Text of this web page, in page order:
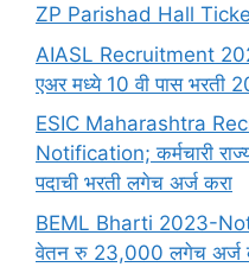
ZP Parishad Hall
AIASL Recruitment
एअर मध्ये 10 वी पास भरती
ESIC Maharashtra
Notification; कर्मचारी
पदाची भरती लगेच अर्ज करा
BEML Bharti 2023-
वेतन रु 23,000 लगेच अर्ज